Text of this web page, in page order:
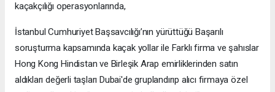
kaçakçılığı operasyonlarında,
İstanbul Cumhuriyet Başsavcılığı’nın yürüttüğü Başarılı
soruşturma kapsamında kaçak yollar ile Farklı firma ve şahıslar
Hong Kong Hindistan ve Birleşik Arap emirliklerinden satın
aldıkları değerli taşları Dubai'de gruplandırıp alıcı firmaya özel